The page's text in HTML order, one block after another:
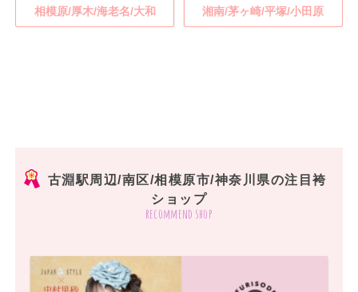
相模原/厚木/海老名/大和 湘南/茅ヶ崎/平塚/小田原
古淵駅周辺/南区/相模原市/神奈川県の注目袴
ショップ
recommend shop